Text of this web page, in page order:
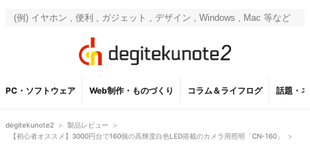
PC・ソフトウェア Web制作・ものづくり コラム＆ライフログ 話題・
degitekunote2 > 製品レビュー
>
【初心者オススメ】3000円台で160個の高輝度白色LED搭載のカメラ用照明「CN-160」
>